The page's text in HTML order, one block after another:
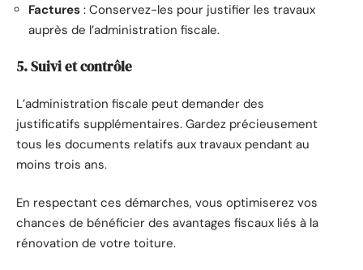
Factures : Conservez-les pour justifier les travaux
auprès de l’administration fiscale.
5. Suivi et contrôle
L’administration fiscale peut demander des
justificatifs supplémentaires. Gardez précieusement
tous les documents relatifs aux travaux pendant au
moins trois ans.
En respectant ces démarches, vous optimiserez vos
chances de bénéficier des avantages fiscaux liés à la
rénovation de votre toiture.